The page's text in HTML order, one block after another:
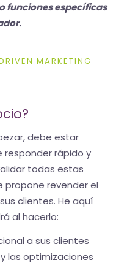
funciones específicas
MARKETING
debe estar
responder rápido y
todas estas
propone revender el
clientes. He aquí
al hacerlo:
a sus clientes
las optimizaciones